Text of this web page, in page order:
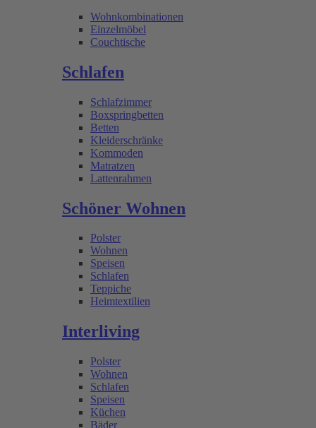
Wohnkombinationen
Einzelmöbel
Couchtische
Schlafen
Schlafzimmer
Boxspringbetten
Betten
Kleiderschränke
Kommoden
Matratzen
Lattenrahmen
Schöner Wohnen
Polster
Wohnen
Speisen
Schlafen
Teppiche
Heimtextilien
Interliving
Polster
Wohnen
Schlafen
Speisen
Küchen
Bäder